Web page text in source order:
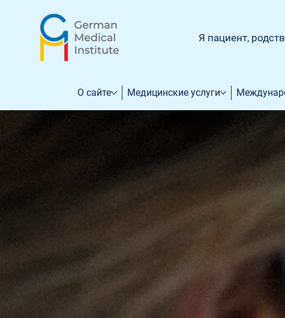
Я пациент,
О сайте Медицинские услуги